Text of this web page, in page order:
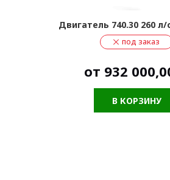
Двигатель 740.30 260 л/
под заказ
от 932
В КОРЗИНУ